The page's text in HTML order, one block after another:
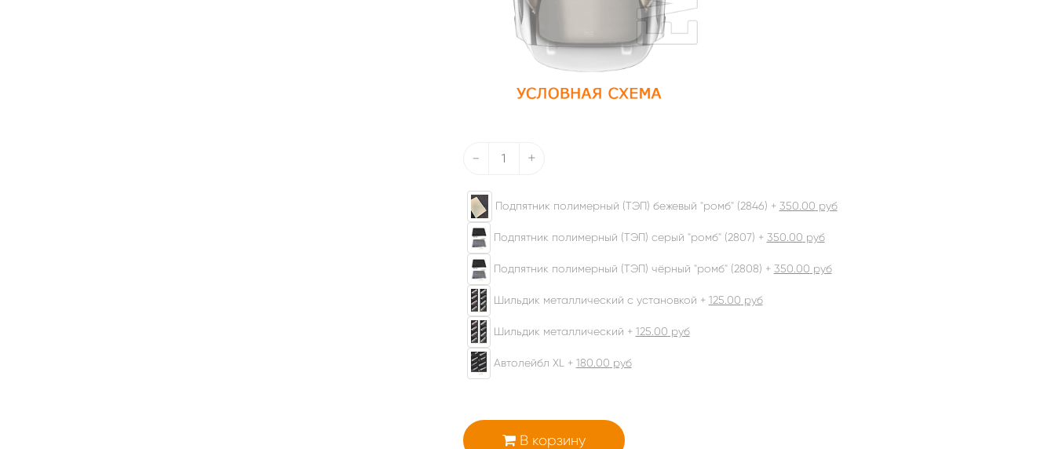
- +
Подпятник полимерный (ТЭП) бежевый "ромб" (2846) + 350.00 руб
Подпятник полимерный (ТЭП) серый "ромб" (2807) + 350.00 руб
Подпятник полимерный (ТЭП) чёрный "ромб" (2808) + 350.00 руб
Шильдик металлический с установкой + 125.00 руб
Шильдик металлический + 125.00 руб
Автолейбл XL + 180.00 руб
В корзину